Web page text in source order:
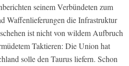
seinem Verbündeten zum
Waffenlieferungen die Infrastruktur
ist nicht von wildem Aufbruch
Taktieren: Die Union hat
solle den Taurus liefern. Schon